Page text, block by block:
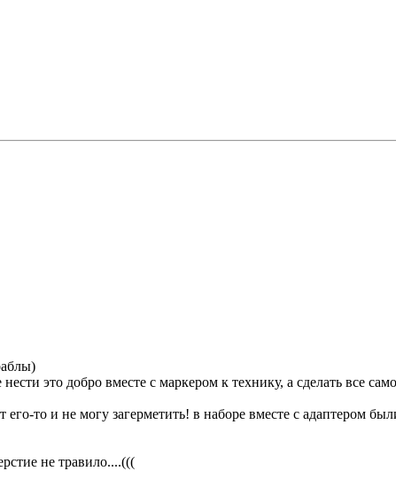
это добро вместе с маркером к технику, а сделать все
то и не могу загерметить! в наборе вместе с адаптером
не травило....(((